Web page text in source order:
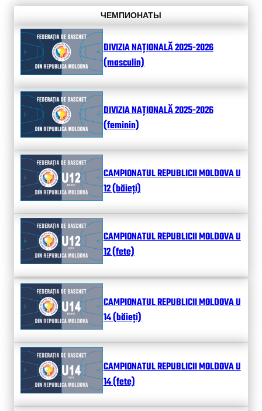
ЧЕМПИОНАТЫ
DIVIZIA NAȚIONALĂ 2025-2026
(masculin)
DIVIZIA NAȚIONALĂ 2025-2026
(feminin)
CAMPIONATUL REPUBLICII MOLDOVA U
12 (băieți)
CAMPIONATUL REPUBLICII MOLDOVA U
12 (fete)
CAMPIONATUL REPUBLICII MOLDOVA U
14 (băieți)
CAMPIONATUL REPUBLICII MOLDOVA U
14 (fete)